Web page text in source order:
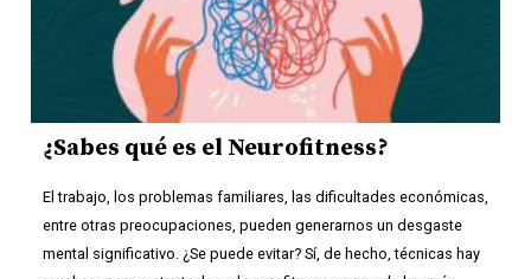
¿Sabes qué es el Neurofitness?
El trabajo, los problemas familiares, las dificultades económicas,
entre otras preocupaciones, pueden generarnos un desgaste
mental significativo. ¿Se puede evitar? Sí, de hecho, técnicas hay